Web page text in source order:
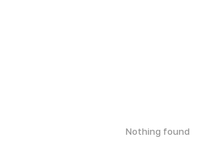
Nothing found